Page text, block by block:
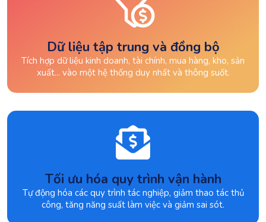
Dữ liệu tập trung và đồng bộ
Tích hợp dữ liệu kinh doanh, tài chính, mua hàng, kho, sản
xuất... vào một hệ thống duy nhất và thông suốt.
Tối ưu hóa quy trình vận hành
Tự động hóa các quy trình tác nghiệp, giảm thao tác thủ
công, tăng năng suất làm việc và giảm sai sót.